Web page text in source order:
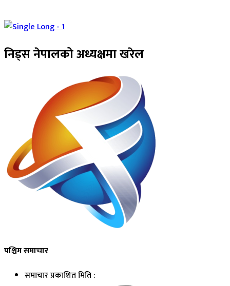
निड्स नेपालको अध्यक्षमा खरेल
पश्चिम समाचार
समाचार प्रकाशित मिति :